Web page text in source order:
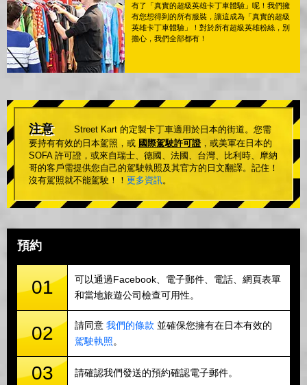
有了「真實的超級英雄卡丁車體驗」呢！我們擁
有您想得到的所有服裝，讓這成為「真實的超級
英雄卡丁車體驗」！對於所有超級英雄粉絲，別
擔心，我們全部都有！
注意
Street Kart 的定製卡丁車適用於日本的街道。您需
要持有有效的日本駕照，或 國際駕駛許可證 ，或美軍在日本的
SOFA 許可證，或來自瑞士、德國、法國、台灣、比利時、摩納
哥的客戶需提供您自己的駕駛執照及其官方的日文翻譯。記住！
沒有駕照就不能駕駛！！ 更多資訊。
預約
01
可以通過Facebook、電子郵件、電話、網頁表單
和當地旅遊公司檢查可用性。
02 請同意 我們的條款 並確保您擁有在日本有效的
駕駛執照。
03 請確認我們發送的預約確認電子郵件。